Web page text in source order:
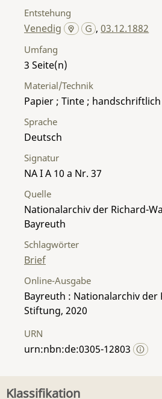
Entstehung
Venedig ,03.12.1882
Umfang
3
Material/Technik
Papier ; Tinte ; handschriftlich
Sprache
Deutsch
Signatur
NA I A 10 a Nr. 37
Quelle
Nationalarchiv der Richard-
Bayreuth
Schlagwörter
Brief
Online-Ausgabe
Bayreuth : Nationalarchiv der
Stiftung, 2020
URN
urn:nbn:de:0305-12803
Klassifikation